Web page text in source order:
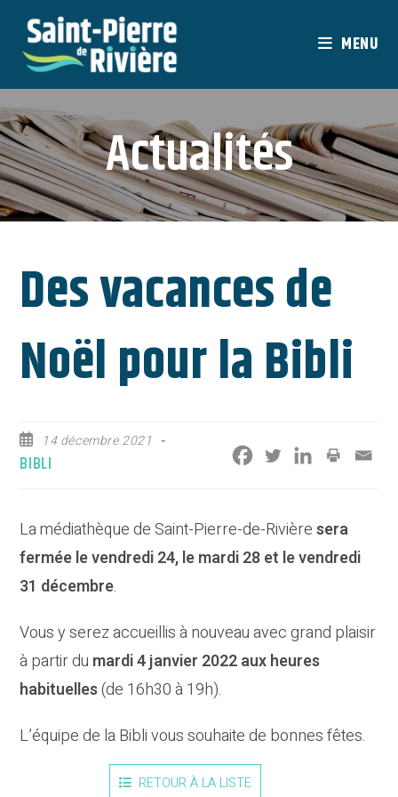
content
MENU
Actualités
Des vacances de
Noël pour la Bibli
Publication
publiée :
14 décembre 2021
Post
BIBLI
La médiathèque de Saint-Pierre-de-Rivièresera
fermée le vendredi 24, le mardi 28 et le vendredi
31 décembre.
Vous y serez accueillis à nouveau avec grand plaisir
à partir du mardi 4 janvier 2022 aux heures
habituelles(de 16h30 à 19h).
L’équipe de la Bibli vous souhaite de bonnes fêtes.
RETOUR À LA LISTE